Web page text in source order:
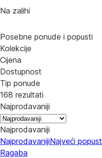
Na zalihi
Posebne ponude i popusti
Kolekcije
Cijena
Dostupnost
Tip ponude
168 rezultati
Najprodavaniji
Najprodavaniji
NajprodavanijiNajveći popust
Ragaba